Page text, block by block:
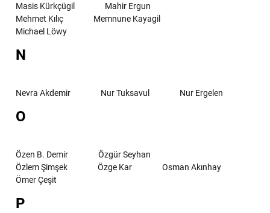
Masis Kürkçügil
Mahir Ergun
Mehmet Kılıç
Memnune Kayagil
Michael Löwy
N
Nevra Akdemir Nur Tuksavul Nur Ergelen
O
Özen B. Demir
Özgür Seyhan
Özlem Şimşek
Özge Kar
Osman Akınhay
Ömer Çeşit
P